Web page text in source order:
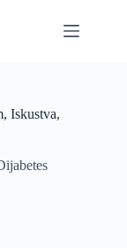
Iskustva,